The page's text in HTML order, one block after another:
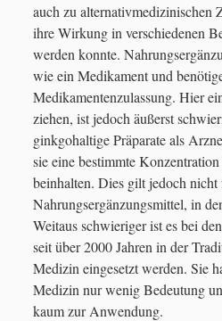
Archiv
Februar 2024(1)
Mai 2023(1)
März 2023 (1)
Januar 2023(2)
März 2022(3)
November 2021(2)
Dezember 2020
(1)
auch zu alternativmedizinischen
ihre Wirkung in verschiedenen
werden konnte.
wie ein Medikament und
Medikamentenzulassung. Hier
ziehen, ist jedoch äußerst
ginkgohaltige Präparate als
sie eine bestimmte
beinhalten. Dies gilt jedoch
Nahrungsergänzungsmittel, in
Weitaus schwieriger ist es bei
seit über 2000 Jahren in der
Medizin eingesetzt werden. Sie
Medizin nur wenig Bedeutung
kaum zur Anwendung.